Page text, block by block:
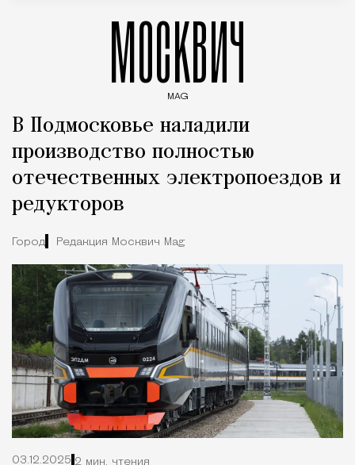
МОСКВИЧ
MAG
В Подмосковье наладили
производство полностью
отечественных электропоездов и
редукторов
Город Редакция Москвич Mag
03.12.2025 2 мин. чтения